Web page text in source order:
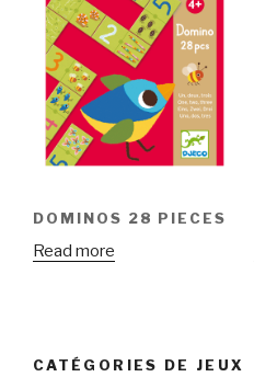
DOMINOS 28 PIECES
Read more
CATÉGORIES DE JEUX